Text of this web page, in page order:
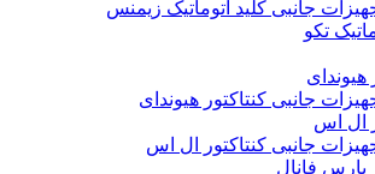
جانبی کلید اتوماتیک زیمنس
تکو
هیوندای
جانبی کنتاکتور هیوندای
ال اس
جانبی کنتاکتور ال اس
پارس فانال